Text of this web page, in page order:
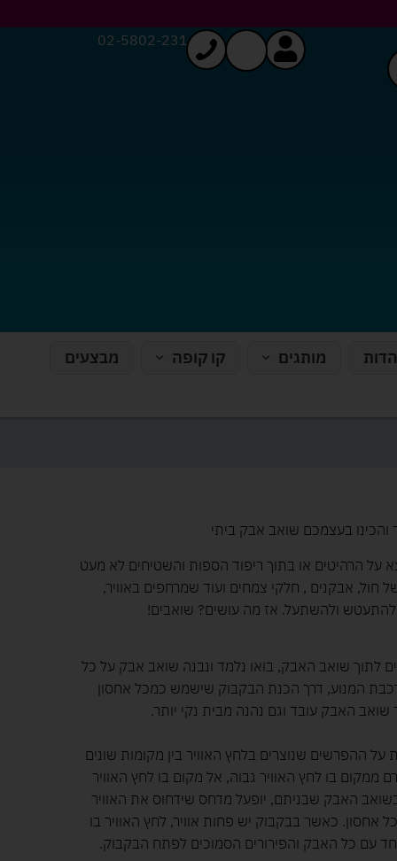
02-5802-231
מותגים קו קופה
מבצעים
והכינו בעצמכם שואב אבק ביתי
על הרהיטים או בתוך ריפוד הספות והשטיחים לא מעט
אבקנים , חלקי צמחים ועוד שמרחפים באוויר,
להתעטש ולהשתעל. אז מה עושים? שואבים!
לתוך שואב האבק, בואו נלמד ונבנה שואב אבק על כל
המנוע, דרך הכנת הבקבוק שישמש כמכל אחסון
שואב האבק עובד וגם נהנה מבית נקי יותר.
ההפרשים שנוצרים בלחץ האוויר בין מקומות שונים
ממקום בו לחץ האוויר גבוה, אל מקום בו לחץ האוויר
האבק שבניתם, יופעל מדחס שידחוס את האוויר
כאשר בבקבוק יש פחות אוויר, לחץ האוויר בו
יחד עם כל האבק והפירורים הסמוכים לפתח הבקבוק.